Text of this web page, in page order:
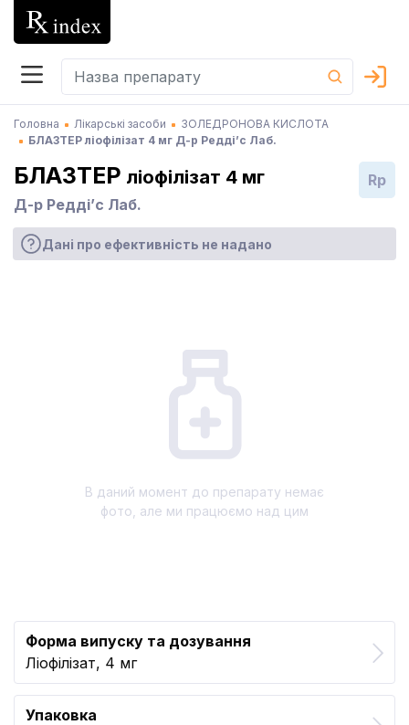
Головна Лікарські засоби
ЗОЛЕДРОНОВА КИСЛОТА
БЛАЗТЕР ліофілізат 4 мг Д-р Редді’с Лаб.
БЛАЗТЕР ліофілізат 4 мг
Д-р Редді’с Лаб.
Rp
Дані про ефективність не надано
В даний момент до препарату немає
фото, але ми працюємо над цим
Форма випуску та дозування
Ліофілізат, 4 мг
Упаковка